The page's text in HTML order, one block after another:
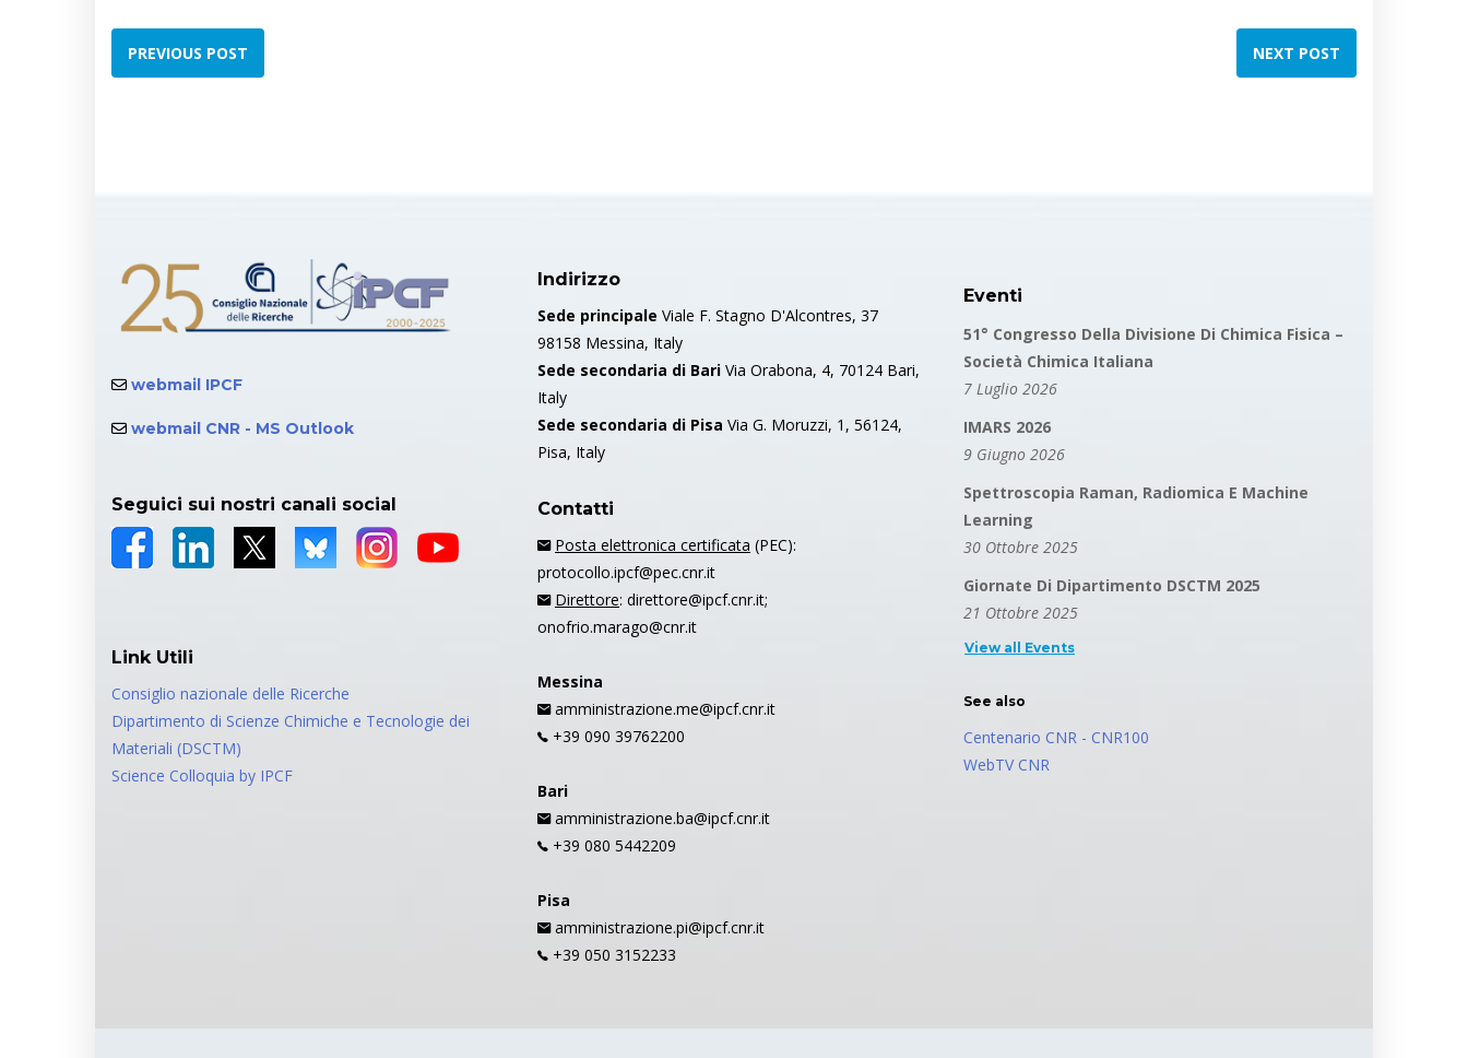
PREVIOUS POST NEXT POST
webmail IPCF
webmail CNR - MS Outlook
Seguici sui nostri canali social
Link Utili
Consiglio nazionale delle Ricerche
Dipartimento di Scienze Chimiche e Tecnologie dei
Materiali (DSCTM)
Science Colloquia by IPCF
Indirizzo
Sede principale Viale F. Stagno D'Alcontres, 37
98158 Messina, Italy
Sede secondaria di Bari Via Orabona, 4, 70124 Bari,
Italy
Sede secondaria di Pisa Via G. Moruzzi, 1, 56124,
Pisa, Italy
Contatti
Posta elettronica certificata (PEC):
protocollo.ipcf@pec.cnr.it
Direttore: direttore@ipcf.cnr.it;
onofrio.marago@cnr.it
Messina
amministrazione.me@ipcf.cnr.it
+39 090 39762200
Bari
amministrazione.ba@ipcf.cnr.it
+39 080 5442209
Pisa
amministrazione.pi@ipcf.cnr.it
+39 050 3152233
Eventi
51° Congresso Della Divisione Di Chimica Fisica –
Società Chimica Italiana
7 Luglio 2026
IMARS 2026
9 Giugno 2026
Spettroscopia Raman, Radiomica E Machine
Learning
30 Ottobre 2025
Giornate Di Dipartimento DSCTM 2025
21 Ottobre 2025
View all Events
See also
Centenario CNR - CNR100
WebTV CNR